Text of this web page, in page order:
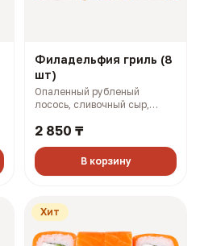
Филадельфия гриль (8
шт)
Опаленный рубленый
лосось, сливочный сыр,
картофель пай, соусы боул и
2 850 ₸
В корзину
Хит